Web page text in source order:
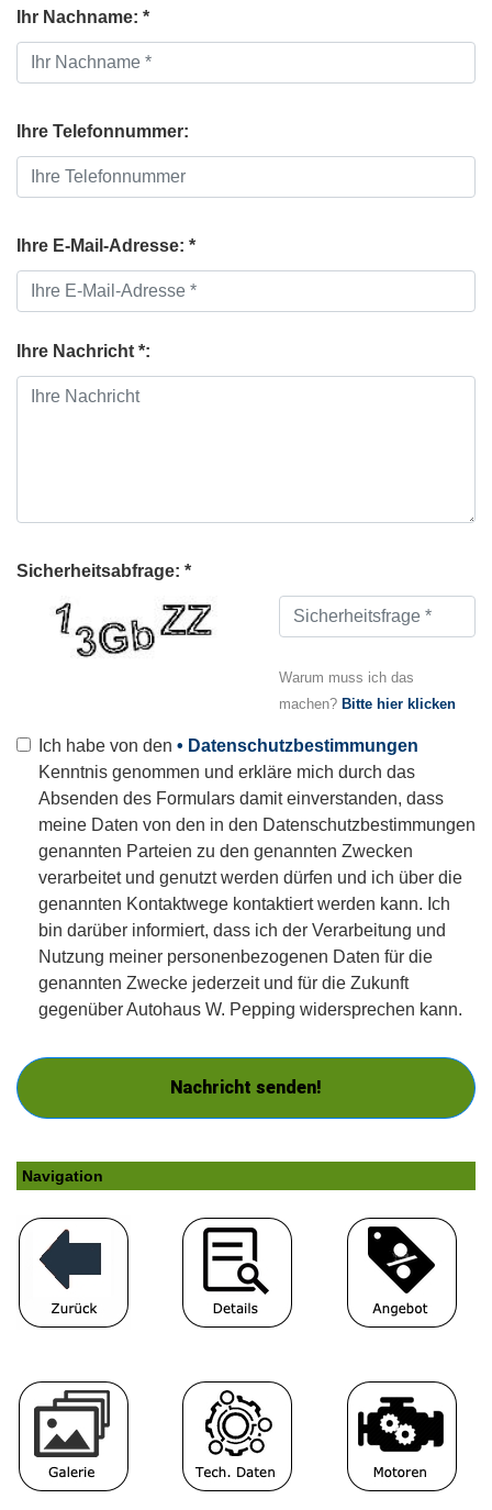
Ihr Nachname: *
Ihre Telefonnummer:
Ihre E-Mail-Adresse: *
Ihre Nachricht *:
Sicherheitsabfrage: *
Warum muss ich das
machen? Bitte hier klicken
Ich habe von den • Datenschutzbestimmungen
Kenntnis genommen und erkläre mich durch das
Absenden des Formulars damit einverstanden, dass
meine Daten von den in den Datenschutzbestimmungen
genannten Parteien zu den genannten Zwecken
verarbeitet und genutzt werden dürfen und ich über die
genannten Kontaktwege kontaktiert werden kann. Ich
bin darüber informiert, dass ich der Verarbeitung und
Nutzung meiner personenbezogenen Daten für die
genannten Zwecke jederzeit und für die Zukunft
gegenüber Autohaus W. Pepping widersprechen kann.
Nachricht senden!
Navigation